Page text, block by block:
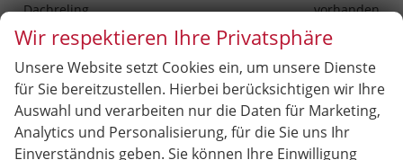
Dachreling
vorhanden
Scheiben, Verglasung
Getönte Scheiben
Räder & Technik
Antriebsachse
Frontantrieb
Bremsen
Elektronische Parkbremse
Wir respektieren Ihre Privatsphäre
Unsere Website setzt Cookies ein, um unsere Dienste
für Sie bereitzustellen. Hierbei berücksichtigen wir Ihre
Auswahl und verarbeiten nur die Daten für Marketing,
Analytics und Personalisierung, für die Sie uns Ihr
Einverständnis geben. Sie können Ihre Einwilligung